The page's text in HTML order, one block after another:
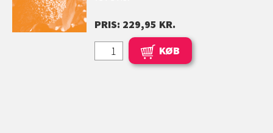
PRIS: 229,95 KR.
KØB